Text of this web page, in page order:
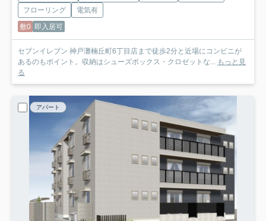
フローリング
電気有
敷0 即入居可
セブンイレブン 神戸灘楠丘町6丁目店まで徒歩2分と近場にコンビニが
あるのもポイント。収納はシューズボックス・クロゼットな... もっと見
る
アパート